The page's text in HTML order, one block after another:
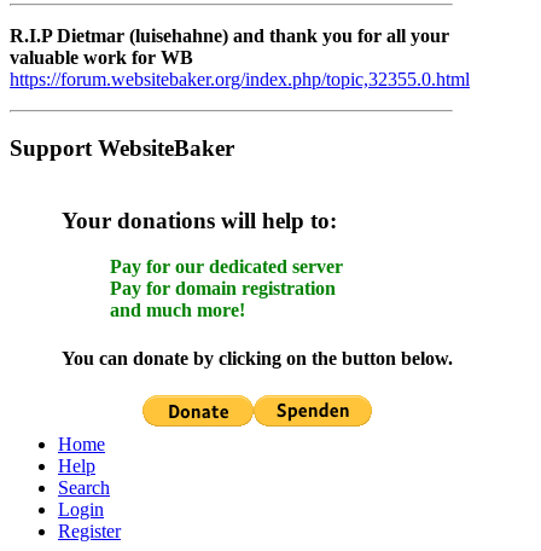
R.I.P Dietmar (luisehahne) and thank you for all your
valuable work for WB
https://forum.websitebaker.org/index.php/topic,32355.0.html
Support WebsiteBaker
Your donations will help to:
Pay for our dedicated server
Pay for domain registration
and much more!
You can donate by clicking on the button below.
Home
Help
Search
Login
Register